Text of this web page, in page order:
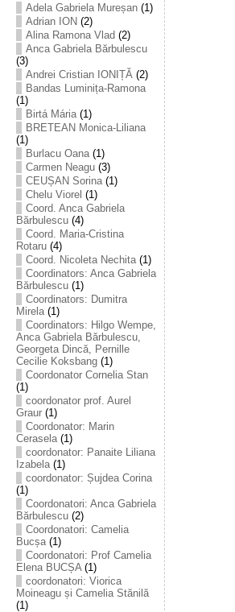
Adela Gabriela Mureșan(1)
Adrian ION (2)
Alina Ramona Vlad (2)
Anca Gabriela Bărbulescu
(3)
Andrei Cristian IONIȚĂ(2)
Bandas Luminița-Ramona
(1)
Birtá Mária(1)
BRETEAN Monica-Liliana
(1)
Burlacu Oana(1)
Carmen Neagu(3)
CEUȘAN Sorina(1)
Chelu Viorel (1)
Coord. Anca Gabriela
Bărbulescu(4)
Coord. Maria-Cristina
Rotaru(4)
Coord. Nicoleta Nechita(1)
Coordinators: Anca Gabriela
Bărbulescu(1)
Coordinators: Dumitra
Mirela(1)
Coordinators: Hilgo Wempe,
Anca Gabriela Bărbulescu,
Georgeta Dincă, Pernille
Cecilie Koksbang(1)
Coordonator Cornelia Stan
(1)
coordonator prof. Aurel
Graur(1)
Coordonator: Marin
Cerasela(1)
coordonator: Panaite Liliana
Izabela(1)
coordonator: Șujdea Corina
(1)
Coordonatori: Anca Gabriela
Bărbulescu(2)
Coordonatori: Camelia
Bucșa(1)
Coordonatori: Prof Camelia
Elena BUCȘA(1)
coordonatori: Viorica
Moineagu și Camelia Stănilă
(1)